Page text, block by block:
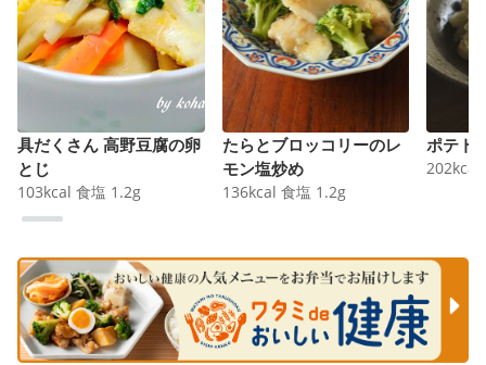
具だくさん 高野豆腐の卵
とじ
103kcal 食塩 1.2g
たらとブロッコリーのレ
モン塩炒め
136kcal 食塩 1.2g
ポテト
202kcal